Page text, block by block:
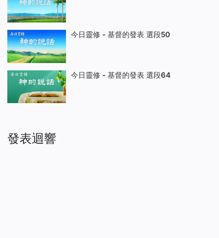
今日靈修 - 基督的發表 選段50
今日靈修 - 基督的發表 選段64
發表迴響